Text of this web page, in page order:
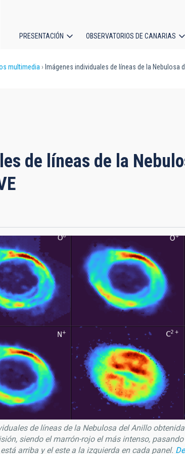
principal
PRESENTACIÓN OBSERVATORIOS DE CANARIAS
multimedia Imágenes individuales de líneas de la Nebulosa
de líneas de la
de líneas de la Nebulosa del Anillo
siendo el marrón-rojo el más intenso,
arriba y el este a la izquierda en cada panel.